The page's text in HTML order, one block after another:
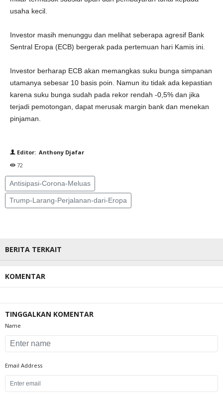
usaha kecil.
Investor masih menunggu dan melihat seberapa agresif Bank
Sentral Eropa (ECB) bergerak pada pertemuan hari Kamis ini.
Investor berharap ECB akan memangkas suku bunga simpanan
utamanya sebesar 10 basis poin. Namun itu tidak ada kepastian
karena suku bunga sudah pada rekor rendah -0,5% dan jika
terjadi pemotongan, dapat merusak margin bank dan menekan
pinjaman.
Editor: Anthony Djafar
72
Antisipasi-Corona-Meluas
Trump-Larang-Perjalanan-dari-Eropa
BERITA TERKAIT
KOMENTAR
TINGGALKAN KOMENTAR
Name
Email Address